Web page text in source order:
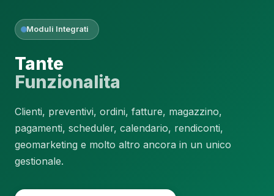
Moduli Integrati
Tante
Funzionalita
Clienti, preventivi, ordini, fatture, magazzino,
pagamenti, scheduler, calendario, rendiconti,
geomarketing e molto altro ancora in un unico
gestionale.